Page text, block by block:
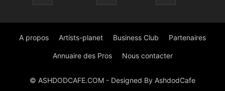
A propos Artists-planet Business Club Partenaires
Annuaire des Pros Nous contacter
© ASHDODCAFE.COM - Designed By AshdodCafe